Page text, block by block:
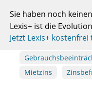
Sie haben noch
Lexis+ ist die
Jetzt Lexis+ kostenfrei
Mietzins